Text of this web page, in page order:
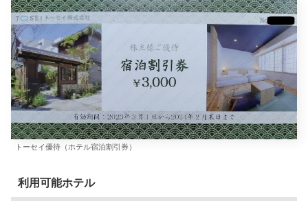
トーセイ優待（ホテル宿泊割引券）
利用可能ホテル